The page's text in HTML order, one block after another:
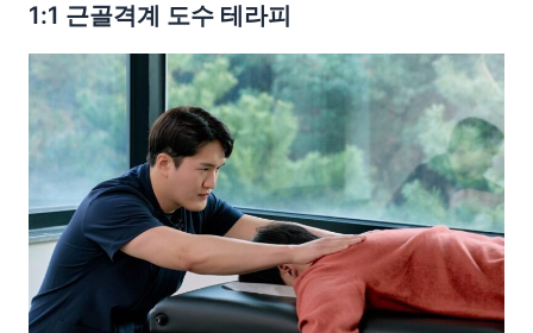
1:1 근골격계 도수 테라피